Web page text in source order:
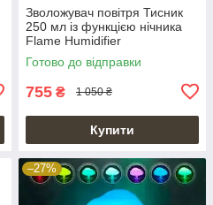
Зволожувач повітря Тисник
250 мл із функцією нічника
Flame Humidifier
Готово до відправки
755 ₴ 1 050 ₴
Купити
–27%